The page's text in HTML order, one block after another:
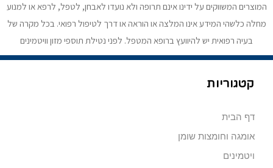
המוצרים המשווקים על ידינו אינם תרופה ולא נועדו לאבחן, לטפל, לרפא או למנוע
מחלה כלשהי המידע אינו המלצה או הוראה או דרך לטיפול רפואי. בכל מקרה של
בעיה רפואית יש להיוועץ ברופא המטפל. לפני נטילת תוספי מזון וויטמינים
קטגוריות
דף הבית
אומגה וחומצות שומן
ויטמינים